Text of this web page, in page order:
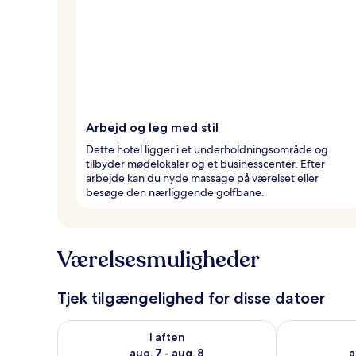
Arbejd og leg med stil
Dette hotel ligger i et underholdningsområde og
tilbyder mødelokaler og et businesscenter. Efter
arbejde kan du nyde massage på værelset eller
besøge den nærliggende golfbane.
Værelsesmuligheder
Tjek tilgængelighed for disse datoer
I aften
aug. 7 - aug. 8
Tjek tilgængelighed for i aften aug. 7 - aug. 8
Tjek